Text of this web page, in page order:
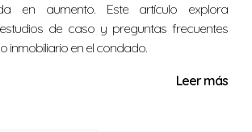
en aumento. Este artículo explora
de caso y preguntas frecuentes
inmobiliario en el condado.
Leer más